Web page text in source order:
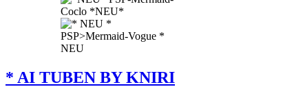
* AI TUBEN BY KNIRI